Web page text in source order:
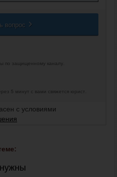
вопрос
по защищенному каналу.
5 минут с вами свяжется юрист.
с условиями